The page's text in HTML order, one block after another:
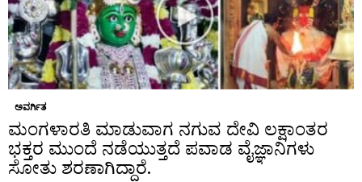
ಅವರ್ಗಿತ
ಮಂಗಳಾರತಿ ಮಾಡುವಾಗ ನಗುವ ದೇವಿ ಲಕ್ಷಾಂತರ
ಭಕ್ತರ ಮುಂದೆ ನಡೆಯುತ್ತದೆ ಪವಾಡ ವೈಜ್ಞಾನಿಗಳು
ಸೋತು ಶರಣಾಗಿದ್ದಾರೆ.